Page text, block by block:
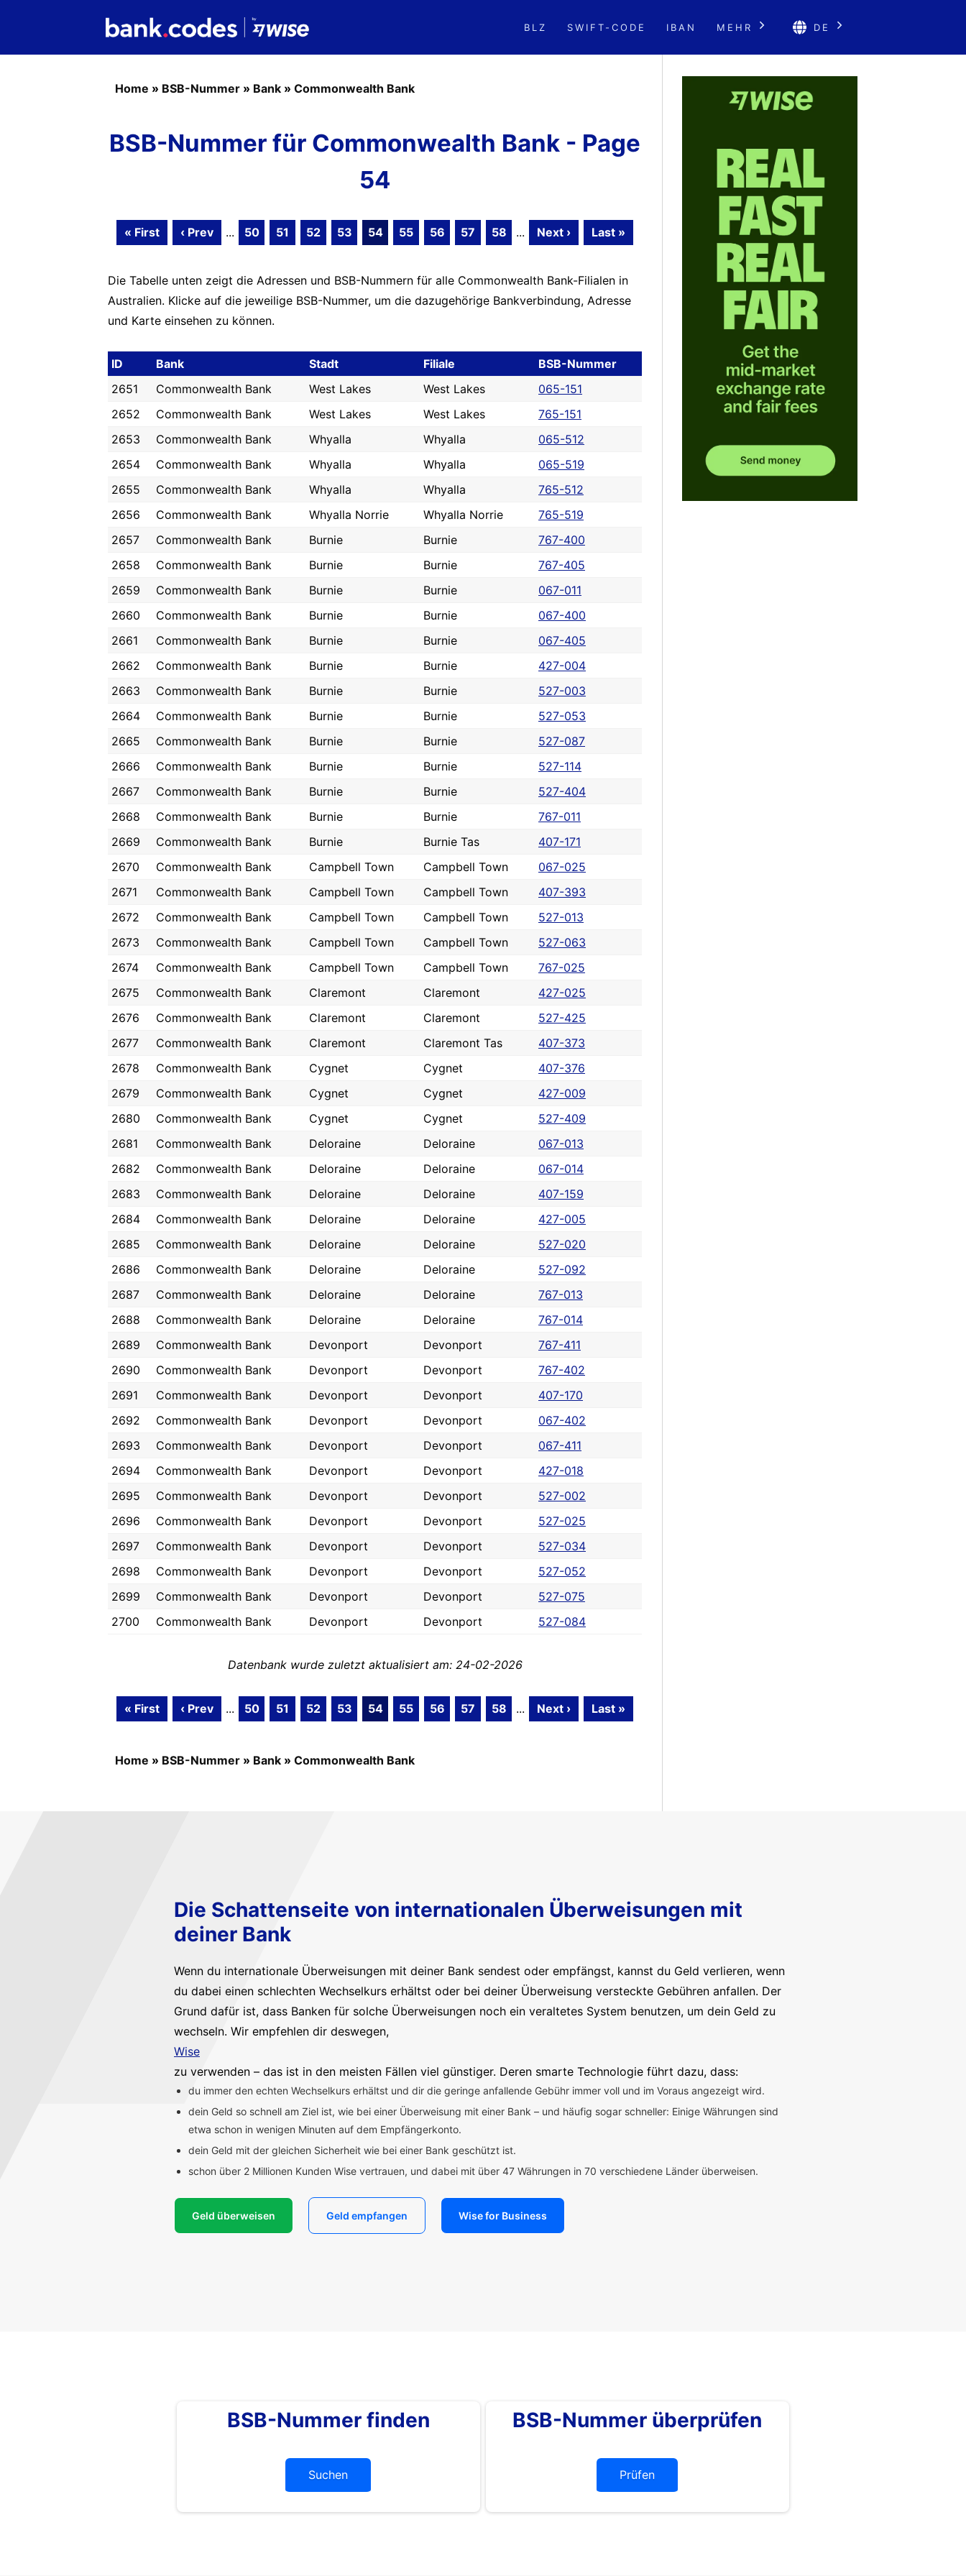
BLZ SWIFT-CODE IBAN MEHR DE
Home » BSB-Nummer » Bank » Commonwealth Bank
BSB-Nummer für Commonwealth Bank - Page
54
« First ‹ Prev ... 50 51 52 53 54 55 56 57 58 ... Next › Last »
Die Tabelle unten zeigt die Adressen und BSB-Nummern für alle Commonwealth Bank-Filialen in
Australien. Klicke auf die jeweilige BSB-Nummer, um die dazugehörige Bankverbindung, Adresse
und Karte einsehen zu können.
ID Bank Stadt Filiale
BSB-Nummer
2651
Commonwealth Bank West Lakes West Lakes
065-151
2652
Commonwealth Bank West Lakes West Lakes
765-151
2653
Commonwealth Bank Whyalla Whyalla
065-512
2654
Commonwealth Bank Whyalla Whyalla
065-519
2655
Commonwealth Bank Whyalla Whyalla
765-512
2656
Commonwealth Bank Whyalla Norrie Whyalla Norrie
765-519
2657
Commonwealth Bank Burnie Burnie
767-400
2658
Commonwealth Bank Burnie Burnie
767-405
2659
Commonwealth Bank Burnie Burnie
067-011
2660
Commonwealth Bank Burnie Burnie
067-400
2661
Commonwealth Bank Burnie Burnie
067-405
2662
Commonwealth Bank Burnie Burnie
427-004
2663
Commonwealth Bank Burnie Burnie
527-003
2664
Commonwealth Bank Burnie Burnie
527-053
2665
Commonwealth Bank Burnie Burnie
527-087
2666
Commonwealth Bank Burnie Burnie
527-114
2667
Commonwealth Bank Burnie Burnie
527-404
2668
Commonwealth Bank Burnie Burnie
767-011
2669
Commonwealth Bank Burnie Burnie Tas
407-171
2670
Commonwealth Bank Campbell Town Campbell Town
067-025
2671
Commonwealth Bank Campbell Town Campbell Town
407-393
2672
Commonwealth Bank Campbell Town Campbell Town
527-013
2673
Commonwealth Bank Campbell Town Campbell Town
527-063
2674
Commonwealth Bank Campbell Town Campbell Town
767-025
2675
Commonwealth Bank Claremont Claremont
427-025
2676
Commonwealth Bank Claremont Claremont
527-425
2677
Commonwealth Bank Claremont Claremont Tas
407-373
2678
Commonwealth Bank Cygnet Cygnet
407-376
2679
Commonwealth Bank Cygnet Cygnet
427-009
2680
Commonwealth Bank Cygnet Cygnet
527-409
2681
Commonwealth Bank Deloraine Deloraine
067-013
2682
Commonwealth Bank Deloraine Deloraine
067-014
2683
Commonwealth Bank Deloraine Deloraine
407-159
2684
Commonwealth Bank Deloraine Deloraine
427-005
2685
Commonwealth Bank Deloraine Deloraine
527-020
2686
Commonwealth Bank Deloraine Deloraine
527-092
2687
Commonwealth Bank Deloraine Deloraine
767-013
2688
Commonwealth Bank Deloraine Deloraine
767-014
2689
Commonwealth Bank Devonport Devonport
767-411
2690
Commonwealth Bank Devonport Devonport
767-402
2691
Commonwealth Bank Devonport Devonport
407-170
2692
Commonwealth Bank Devonport Devonport
067-402
2693
Commonwealth Bank Devonport Devonport
067-411
2694
Commonwealth Bank Devonport Devonport
427-018
2695
Commonwealth Bank Devonport Devonport
527-002
2696
Commonwealth Bank Devonport Devonport
527-025
2697
Commonwealth Bank Devonport Devonport
527-034
2698
Commonwealth Bank Devonport Devonport
527-052
2699
Commonwealth Bank Devonport Devonport
527-075
2700
Commonwealth Bank Devonport Devonport 527-084
Datenbank wurde zuletzt aktualisiert am: 24-02-2026
« First ‹ Prev ... 50 51 52 53 54 55 56 57 58 ... Next › Last »
Home » BSB-Nummer » Bank » Commonwealth Bank
Die Schattenseite von internationalen Überweisungen mit
deiner Bank
Wenn du internationale Überweisungen mit deiner Bank sendest oder empfängst, kannst du Geld verlieren, wenn
du dabei einen schlechten Wechselkurs erhältst oder bei deiner Überweisung versteckte Gebühren anfallen. Der
Grund dafür ist, dass Banken für solche Überweisungen noch ein veraltetes System benutzen, um dein Geld zu
wechseln. Wir empfehlen dir deswegen,
Wise
zu verwenden – das ist in den meisten Fällen viel günstiger. Deren smarte Technologie führt dazu, dass:
du immer den echten Wechselkurs erhältst und dir die geringe anfallende Gebühr immer voll und im Voraus angezeigt wird.
dein Geld so schnell am Ziel ist, wie bei einer Überweisung mit einer Bank – und häufig sogar schneller: Einige Währungen sind
etwa schon in wenigen Minuten auf dem Empfängerkonto.
dein Geld mit der gleichen Sicherheit wie bei einer Bank geschützt ist.
schon über 2 Millionen Kunden Wise vertrauen, und dabei mit über 47 Währungen in 70 verschiedene Länder überweisen.
Geld überweisen Geld empfangen Wise for Business
BSB-Nummer finden
Suchen
BSB-Nummer überprüfen
Prüfen